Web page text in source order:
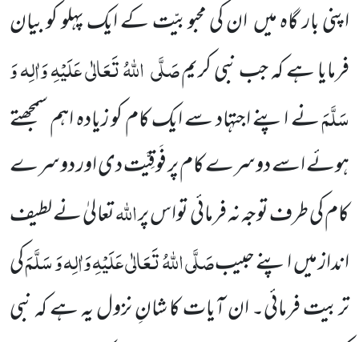
اپنی بار گاہ میںان کی محبوبیّت کے ایک پہلو کو بیان
فرمایاہے کہ جب نبی کریمصَلَّیاللّٰہُ تَعَالٰی عَلَیْہِ وَاٰلِہ وَ
سَلَّمَنے اپنے اجتہاد سے ایک کام کو زیادہ اہم سمجھتے
ہوئے اسے دوسرے کام پر فَوقِیَّت دی اور دوسرے
کام کی طرف توجہ نہ فرمائی تواس پراللّٰہتعالیٰ نے لطیف
انداز میںاپنے حبیبصَلَّی اللّٰہُ تَعَالٰی عَلَیْہِ وَاٰلِہ وَ سَلَّمَکی
تربیتفرمائی۔ ان آیات کاشانِ نزول یہ ہے کہ نبی